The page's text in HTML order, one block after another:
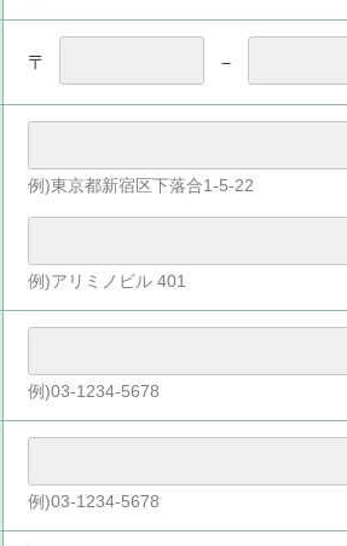
〒 －
例)東京都新宿区下落合1-5-22
例)アリミノビル 401
例)03-1234-5678
例)03-1234-5678